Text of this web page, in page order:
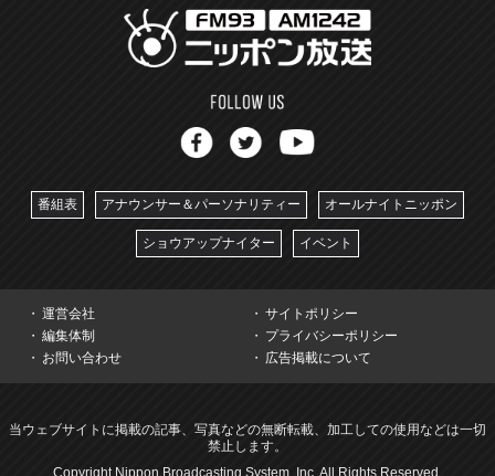
番組表 アナウンサー＆パーソナリティー オールナイトニッポン
ショウアップナイター イベント
運営会社
サイトポリシー
編集体制
プライバシーポリシー
お問い合わせ
広告掲載について
当ウェブサイトに掲載の記事、写真などの無断転載、加工しての使用などは一切
禁止します。
Copyright Nippon Broadcasting System, Inc. All Rights Reserved.